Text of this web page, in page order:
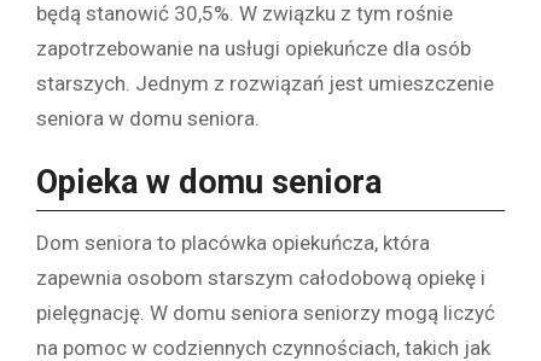
będą stanowić 30,5%. W związku z tym rośnie
zapotrzebowanie na usługi opiekuńcze dla osób
starszych. Jednym z rozwiązań jest umieszczenie
seniora w domu seniora.
Opieka w domu seniora
Dom seniora to placówka opiekuńcza, która
zapewnia osobom starszym całodobową opiekę i
pielęgnację. W domu seniora seniorzy mogą liczyć
na pomoc w codziennych czynnościach, takich jak